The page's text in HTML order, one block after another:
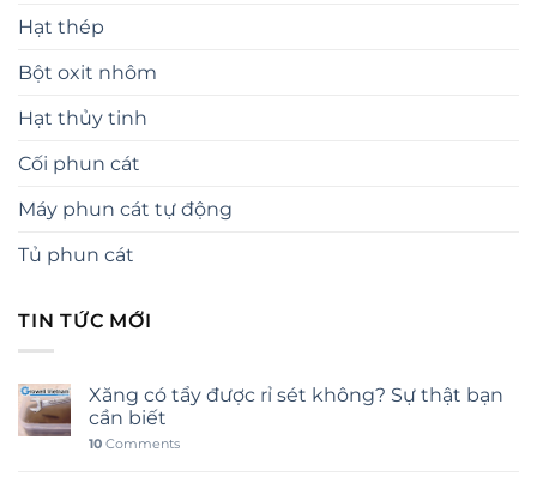
Hạt thép
Bột oxit nhôm
Hạt thủy tinh
Cối phun cát
Máy phun cát tự động
Tủ phun cát
TIN TỨC MỚI
Xăng có tẩy được rỉ sét không? Sự thật bạn
cần biết
10 Comments